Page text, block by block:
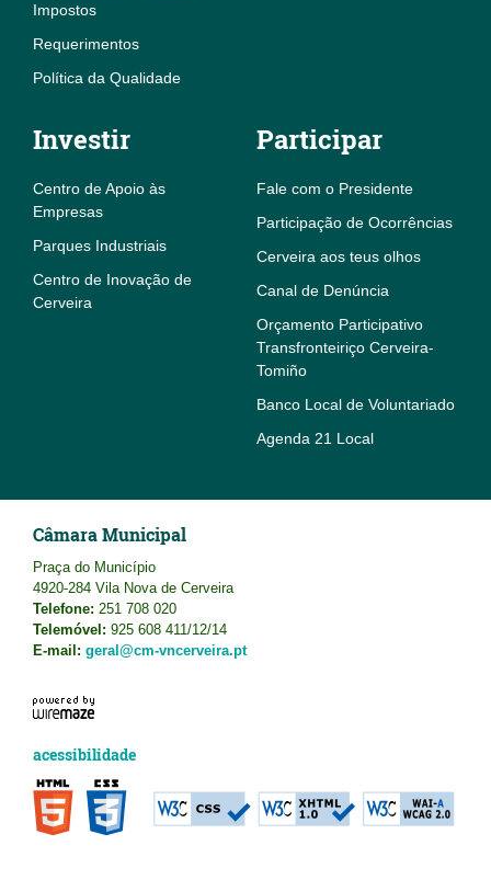
Impostos
Requerimentos
Política da Qualidade
Investir
Centro de Apoio às
Empresas
Parques Industriais
Centro de Inovação de
Cerveira
Participar
Fale com o Presidente
Participação de Ocorrências
Cerveira aos teus olhos
Canal de Denúncia
Orçamento Participativo
Transfronteiriço Cerveira-
Tomiño
Banco Local de Voluntariado
Agenda 21 Local
Câmara Municipal
Praça do Município
4920-284 Vila Nova de Cerveira
Telefone: 251 708 020
Telemóvel: 925 608 411/12/14
E-mail: geral@cm-vncerveira.pt
acessibilidade